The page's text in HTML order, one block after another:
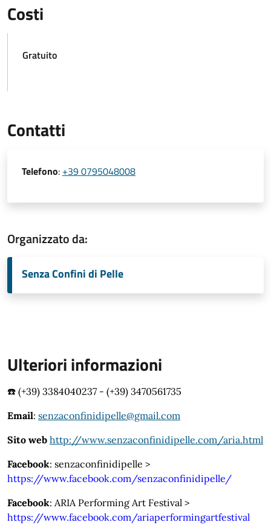
Costi
Gratuito
Contatti
Telefono: +39 0795048008
Organizzato da:
Senza Confini di Pelle
Ulteriori informazioni
☎️ (+39) 3384040237 - (+39) 3470561735
Email: senzaconfinidipelle@gmail.com
Sito web http://www.senzaconfinidipelle.com/aria.html
Facebook: senzaconfinidipelle >
https://www.facebook.com/senzaconfinidipelle/
Facebook: ARIA Performing Art Festival >
https://www.facebook.com/ariaperformingartfestival